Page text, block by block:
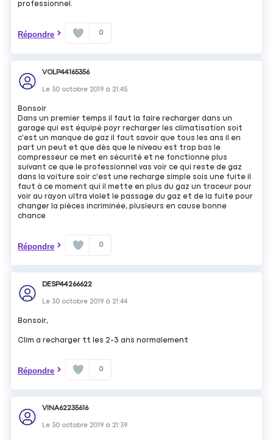
professionnel.
Répondre 0
VOLP44165356
Le 30 octobre 2019 à 21:45
Bonsoir
Dans un premier temps il faut la faire recharger dans un
garage qui est équipé poyr recharger les climatisation soit
c'est un manque de gaz il faut savoir que tous les ans il en
part un peut et que dès que le niveau est trop bas le
compresseur ce met en sécurité et ne fonctionne plus
suivant ce que le professionnel vas voir ce qui reste de gaz
dans la voiture soir c'est une recharge simple sois une fuite il
faut à ce moment qui il mette en plus du gaz un traceur pour
voir au rayon ultra violet le passage du gaz et de la fuite pour
changer la pièces incriminée, plusieurs en cause bonne
chance
Répondre 0
DESP44266622
Le 30 octobre 2019 à 21:44
Bonsoir,
Clim a recharger tt les 2-3 ans normalement
Répondre 0
VINA62235616
Le 30 octobre 2019 à 21:39